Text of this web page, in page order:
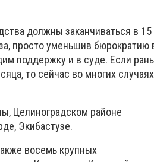
должны заканчиваться в 15
просто уменьшив бюрократию
поддержку и в суде. Если
то сейчас во многих
Целиноградском районе
Экибастузе.
восемь крупных